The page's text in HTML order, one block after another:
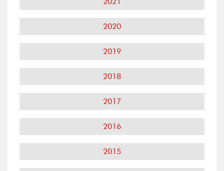
2020
2019
2018
2017
2016
2015